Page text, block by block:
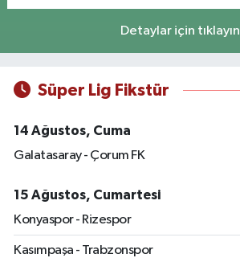
Detaylar için tıklayın
Süper Lig Fikstür
14 Ağustos, Cuma
Galatasaray - Çorum FK
15 Ağustos, Cumartesi
Konyaspor - Rizespor
Kasımpaşa - Trabzonspor